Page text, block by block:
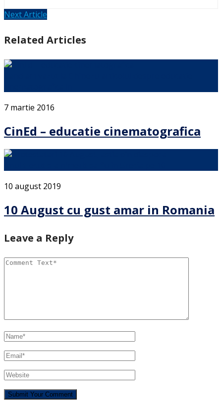
Next Article
Related Articles
7 martie 2016
CinEd – educatie cinematografica
10 august 2019
10 August cu gust amar in Romania
Leave a Reply